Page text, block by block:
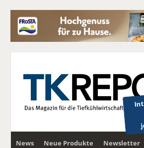
News Neue Produkte Newsletter